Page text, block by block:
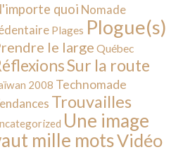
quoi Nomade
Plages Plogue(s)
le large Québec
Sur la route
2008 Technomade
Trouvailles
Une image
mille motsVidéo